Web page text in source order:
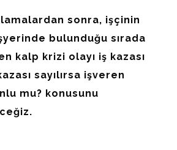
sonra, işçinin
bulunduğu sırada
kalp krizi olayı iş kazası
sayılırsa işveren
mu? konusunu